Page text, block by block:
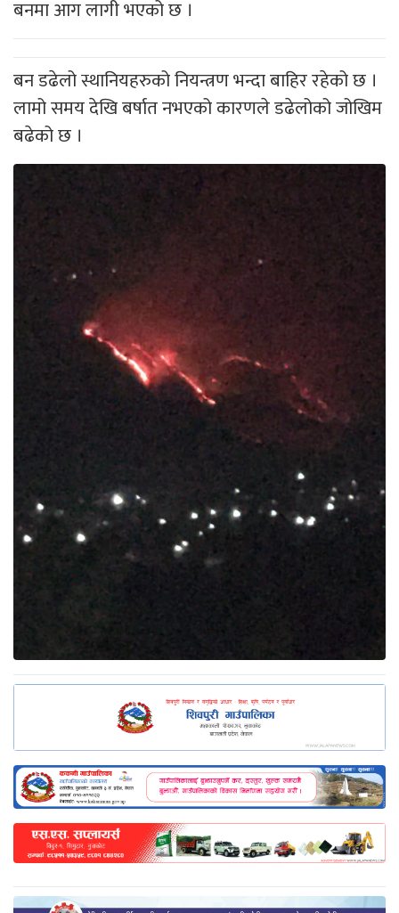
बनमा आग लागी भएको छ ।
बन डढेलो स्थानियहरुको नियन्त्रण भन्दा बाहिर रहेको छ ।
लामो समय देखि बर्षात नभएको कारणले डढेलोको जोखिम
बढेको छ ।